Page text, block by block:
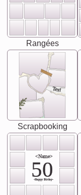
Rangées
Text
Scrapbooking
<Name>
50
-Happy Birday-